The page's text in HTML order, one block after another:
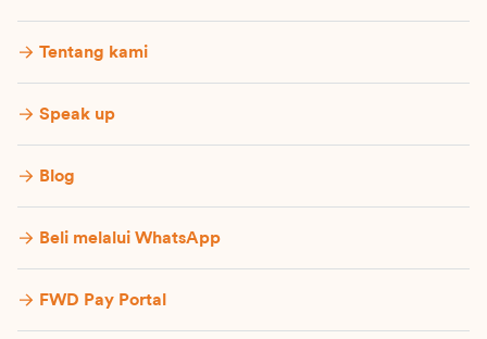
Tentang kami
Speak up
Blog
Beli melalui WhatsApp
FWD Pay Portal